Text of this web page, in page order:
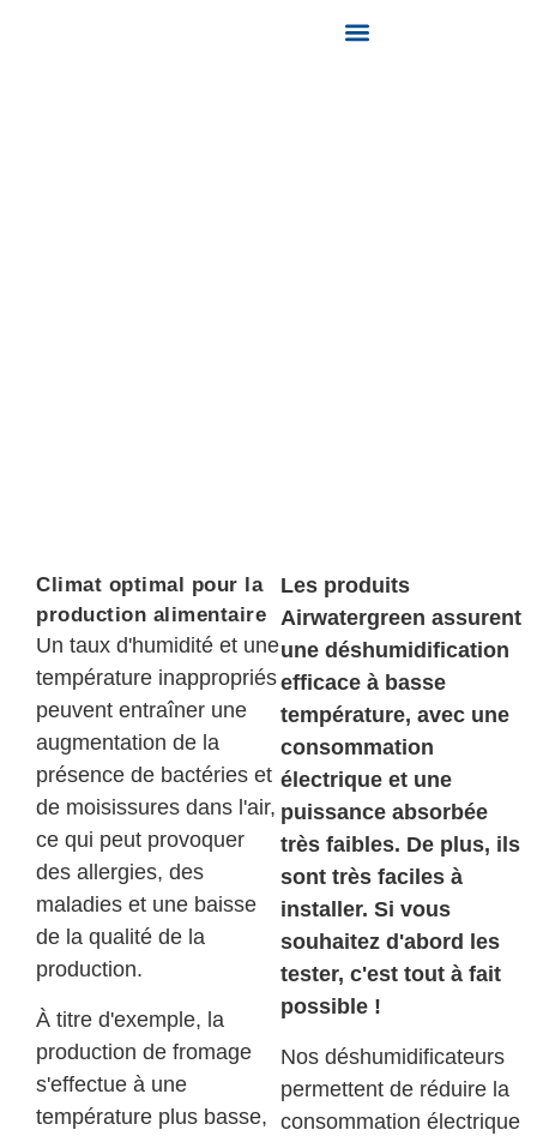
Climat optimal pour la
production alimentaire
Un taux d'humidité et une
température inappropriés
peuvent entraîner une
augmentation de la
présence de bactéries et
de moisissures dans l'air,
ce qui peut provoquer
des allergies, des
maladies et une baisse
de la qualité de la
production.
À titre d'exemple, la
production de fromage
s'effectue à une
température plus basse,
Les produits
Airwatergreen assurent
une déshumidification
efficace à basse
température, avec une
consommation
électrique et une
puissance absorbée
très faibles. De plus, ils
sont très faciles à
installer. Si vous
souhaitez d'abord les
tester, c'est tout à fait
possible !
Nos déshumidificateurs
permettent de réduire la
consommation électrique